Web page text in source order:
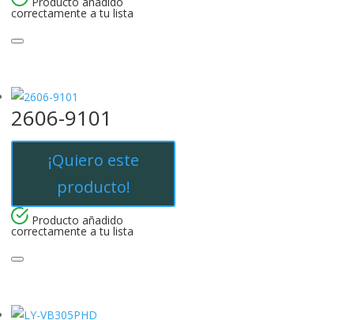
correctamente a tu lista
2606-9101
¡Quiero este
producto!
Producto añadido
correctamente a tu lista